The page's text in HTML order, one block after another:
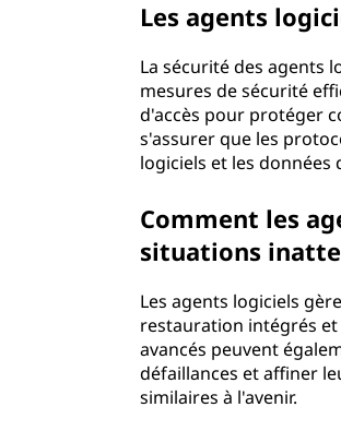
Les agents
La sécurité des agents
mesures de sécurité
d'accès pour protéger
s'assurer que les
logiciels et les
Comment les
situations
Les agents logiciels
restauration intégrés
avancés peuvent
défaillances et affiner
similaires à l'avenir.